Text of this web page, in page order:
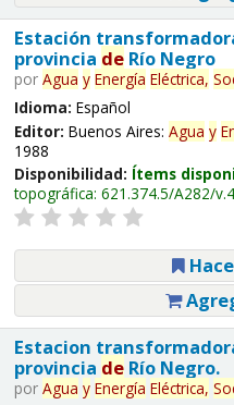
Estación
provincia deRío Negro
por Agua y Energía Eléctrica,
Idioma: Español
Editor: Buenos Aires: Agua y
1988
Disponibilidad: Ítems
topográfica: 621.374.5/A282/v.4
Estacion
provincia deRío Negro.
por Agua y Energía Eléctrica,